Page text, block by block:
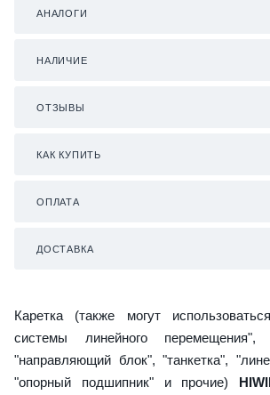
АНАЛОГИ
НАЛИЧИЕ
ОТЗЫВЫ
КАК КУПИТЬ
ОПЛАТА
ДОСТАВКА
Каретка (также могут
системы линейного перемещения",
"направляющий блок", "танкетка",
"опорный подшипник" и прочие)